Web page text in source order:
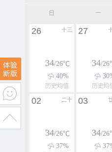
日 一
十三
26
34/26℃
40%
历史均值
27
34/
历史均
二十
02
34/26℃
37%
03
34/